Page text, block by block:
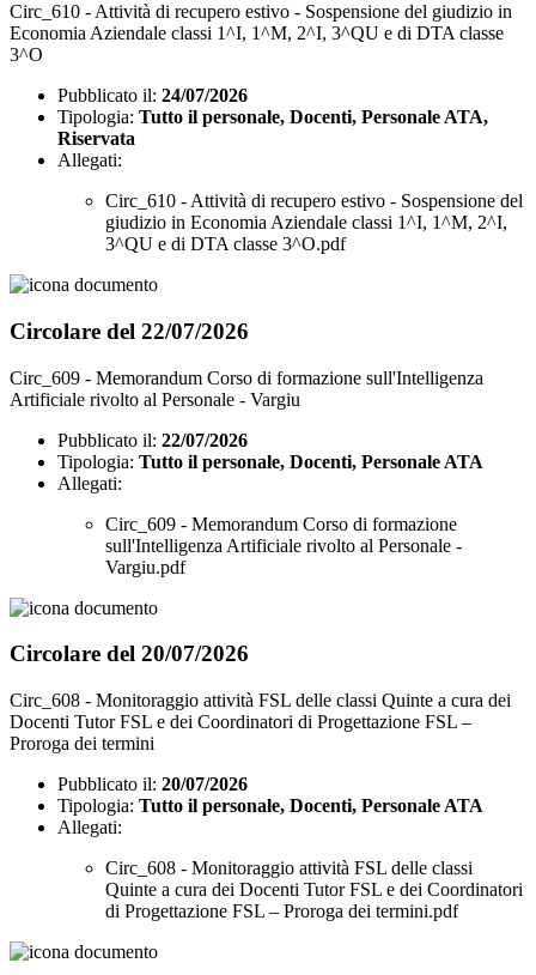
Circ_610 - Attività di recupero estivo - Sospensione del giudizio in
Economia Aziendale classi 1^I, 1^M, 2^I, 3^QU e di DTA classe
3^O
Pubblicato il: 24/07/2026
Tipologia: Tutto il personale, Docenti, Personale ATA,
Riservata
Allegati:
Circ_610 - Attività di recupero estivo - Sospensione del
giudizio in Economia Aziendale classi 1^I, 1^M, 2^I,
3^QU e di DTA classe 3^O.pdf
Circolare del 22/07/2026
Circ_609 - Memorandum Corso di formazione sull'Intelligenza
Artificiale rivolto al Personale - Vargiu
Pubblicato il: 22/07/2026
Tipologia: Tutto il personale, Docenti, Personale ATA
Allegati:
Circ_609 - Memorandum Corso di formazione
sull'Intelligenza Artificiale rivolto al Personale -
Vargiu.pdf
Circolare del 20/07/2026
Circ_608 - Monitoraggio attività FSL delle classi Quinte a cura dei
Docenti Tutor FSL e dei Coordinatori di Progettazione FSL –
Proroga dei termini
Pubblicato il: 20/07/2026
Tipologia: Tutto il personale, Docenti, Personale ATA
Allegati:
Circ_608 - Monitoraggio attività FSL delle classi
Quinte a cura dei Docenti Tutor FSL e dei Coordinatori
di Progettazione FSL – Proroga dei termini.pdf